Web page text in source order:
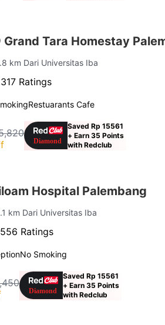
Grand Tara Homestay
km Dari Universitas Iba
Ratings
Restuarants Cafe
Saved Rp 15561
+ Earn 35 Points
with Redclub
Hospital Palembang
km Dari Universitas Iba
Ratings
No Smoking
Saved Rp 15561
+ Earn 35 Points
with Redclub